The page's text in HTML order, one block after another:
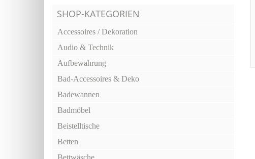
SHOP-KATEGORIEN
Accessoires / Dekoration
Audio & Technik
Aufbewahrung
Bad-Accessoires & Deko
Badewannen
Badmöbel
Beistelltische
Betten
Bettwäsche